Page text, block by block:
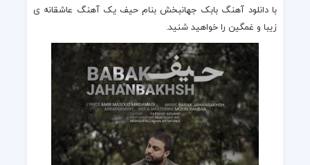
با دانلود آهنگ بابک جهانبخش بنام حیف یک آهنگ عاشقانه ی
زیبا و غمگین را خواهید شنید.